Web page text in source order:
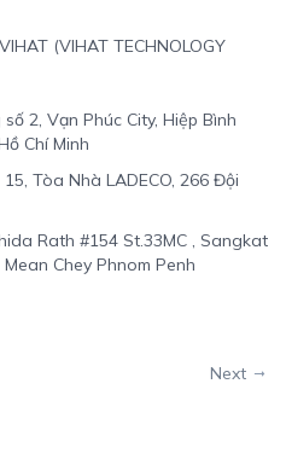
(VIHAT TECHNOLOGY
2, Vạn Phúc City, Hiệp Bình
Chí Minh
Tòa Nhà LADECO, 266 Đội
Rath #154 St.33MC , Sangkat
Chey Phnom Penh
Next